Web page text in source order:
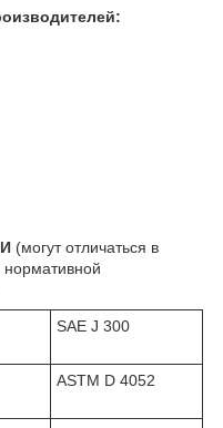
(могут отличаться в
нормативной
SAE J 300
ASTM D 4052